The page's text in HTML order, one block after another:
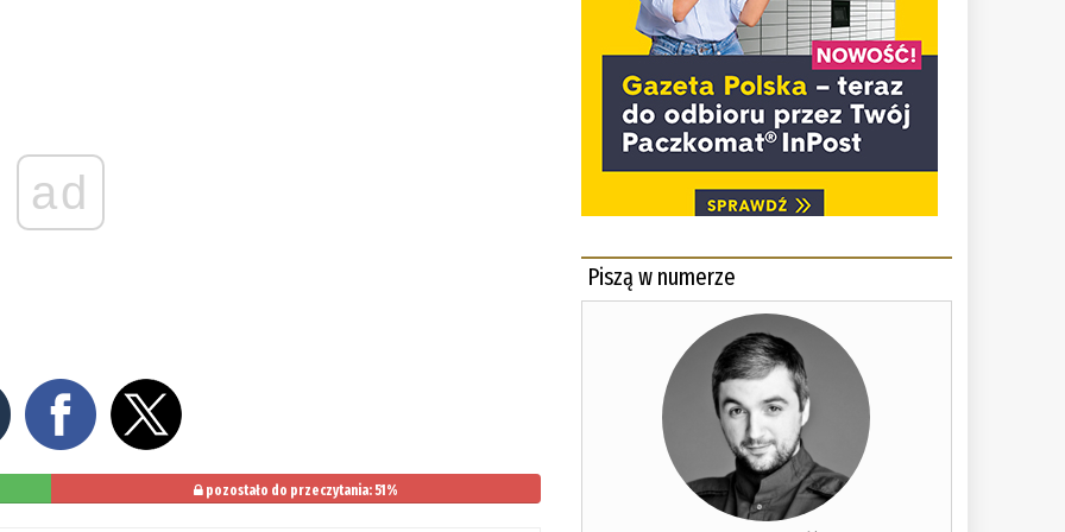
ad
pozostało do przeczytania: 51%
Piszą w numerze